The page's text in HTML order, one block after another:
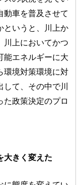
動車を普及させて
というと、川上か
川上においてかつ
能エネルギーに大
環境対策環境に対
て、その中で川
た政策決定のプロ
大きく変えた